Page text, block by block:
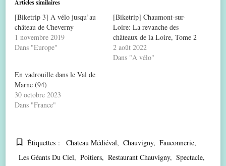
Articles similaires
[Biketrip 3] A vélo jusqu’au
château de Cheverny
1 novembre 2019
Dans "Europe"
[Biketrip] Chaumont-sur-
Loire: La revanche des
châteaux de la Loire, Tome 2
2 août 2022
Dans "A vélo"
En vadrouille dans le Val de
Marne (94)
30 octobre 2023
Dans "France"
Étiquettes : Chateau Médiéval Chauvigny
Fauconnerie
Les Géants Du Ciel
Poitiers Restaurant Chauvigny Spectacle